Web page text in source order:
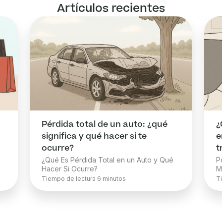
Artículos recientes
Pérdida total de un auto: ¿qué
significa y qué hacer si te
ocurre?
¿Qué Es Pérdida Total en un Auto y Qué
Hacer Si Ocurre?
Tiempo de lectura 6 minutos